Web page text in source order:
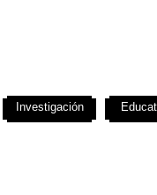
Investigación